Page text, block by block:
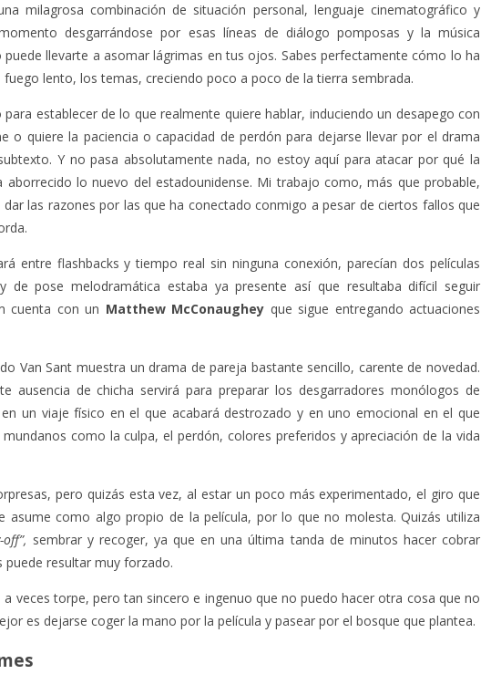
milagrosa combinación de situación personal, lenguaje cinematográfico y
desgarrándose por esas líneas de diálogo pomposas y la música
llevarte a asomar lágrimas en tus ojos. Sabes perfectamente cómo lo ha
lento, los temas, creciendo poco a poco de la tierra sembrada.
establecer de lo que realmente quiere hablar, induciendo un desapego con
o quiere la paciencia o capacidad de perdón para dejarse llevar por el drama
Y no pasa absolutamente nada, no estoy aquí para atacar por qué la
aborrecido lo nuevo del estadounidense. Mi trabajo como, más que probable,
las razones por las que ha conectado conmigo a pesar de ciertos fallos que
entre flashbacks y tiempo real sin ninguna conexión, parecían dos películas
de pose melodramática estaba ya presente así que resultaba difícil seguir
cuenta con un Matthew McConaughey que sigue entregando actuaciones
Van Sant muestra un drama de pareja bastante sencillo, carente de novedad.
ausencia de chicha servirá para preparar los desgarradores monólogos de
un viaje físico en el que acabará destrozado y en uno emocional en el que
como la culpa, el perdón, colores preferidos y apreciación de la vida
pero quizás esta vez, al estar un poco más experimentado, el giro que
asume como algo propio de la película, por lo que no molesta. Quizás utiliza
off”, sembrar y recoger, ya que en una última tanda de minutos hacer cobrar
puede resultar muy forzado.
veces torpe, pero tan sincero e ingenuo que no puedo hacer otra cosa que no
es dejarse coger la mano por la película y pasear por el bosque que plantea.